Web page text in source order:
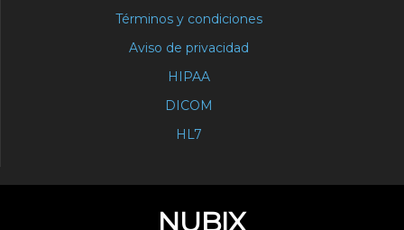
Términos y condiciones
Aviso de privacidad
HIPAA
DICOM
HL7
NUBIX